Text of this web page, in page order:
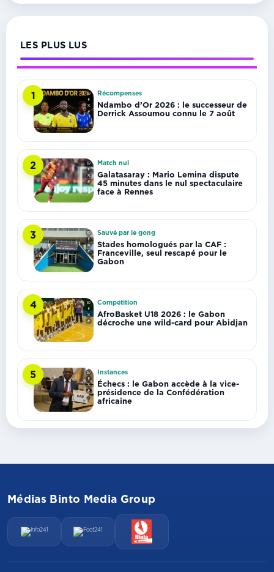
LES PLUS LUS
1 Récompenses
Ndambo d’Or 2026 : le successeur de
Derrick Assoumou connu le 7 août
2 Match nul
Galatasaray : Mario Lemina dispute
45 minutes dans le nul spectaculaire
face à Rennes
3 Sauvé par le gong
Stades homologués par la CAF :
Franceville, seul rescapé pour le
Gabon
4 Compétition
AfroBasket U18 2026 : le Gabon
décroche une wild-card pour Abidjan
5 Instances
Échecs : le Gabon accède à la vice-
présidence de la Confédération
africaine
Médias Binto Media Group